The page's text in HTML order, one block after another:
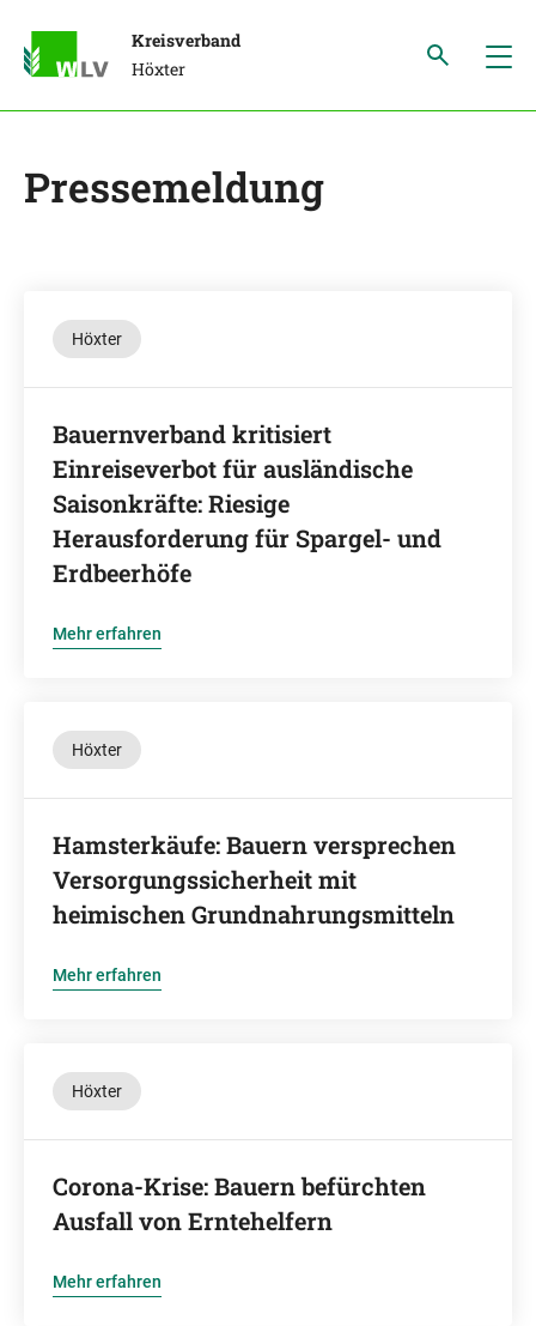
Kreisverband
Höxter
Pressemeldung
Höxter
Bauernverband kritisiert
Einreiseverbot für ausländische
Saisonkräfte: Riesige
Herausforderung für Spargel- und
Erdbeerhöfe
Mehr erfahren
Höxter
Hamsterkäufe: Bauern versprechen
Versorgungssicherheit mit
heimischen Grundnahrungsmitteln
Mehr erfahren
Höxter
Corona-Krise: Bauern befürchten
Ausfall von Erntehelfern
Mehr erfahren